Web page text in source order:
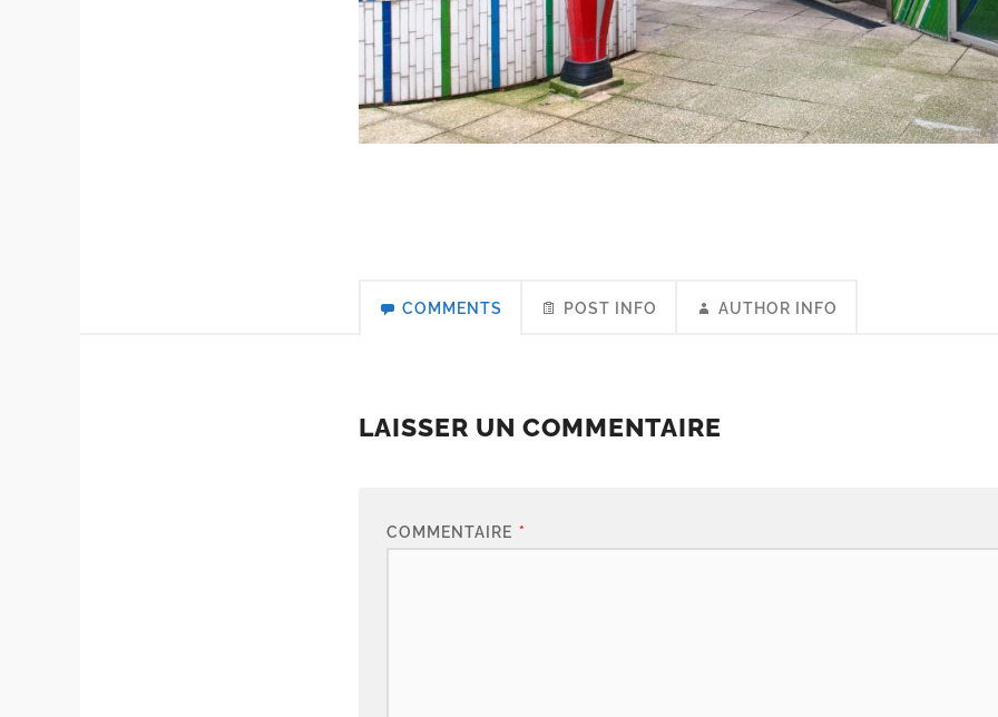
COMMENTS POST INFO AUTHOR INFO
LAISSER UN COMMENTAIRE
COMMENTAIRE *